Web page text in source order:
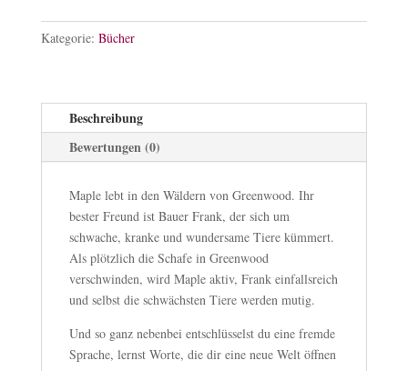
Menge
Kategorie: Bücher
Beschreibung
Bewertungen (0)
Maple lebt in den Wäldern von Greenwood. Ihr
bester Freund ist Bauer Frank, der sich um
schwache, kranke und wundersame Tiere kümmert.
Als plötzlich die Schafe in Greenwood
verschwinden, wird Maple aktiv, Frank einfallsreich
und selbst die schwächsten Tiere werden mutig.
Und so ganz nebenbei entschlüsselst du eine fremde
Sprache, lernst Worte, die dir eine neue Welt öffnen